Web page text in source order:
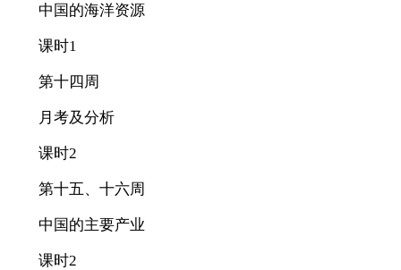
中国的海洋资源
课时1
第十四周
月考及分析
课时2
第十五、十六周
中国的主要产业
课时2